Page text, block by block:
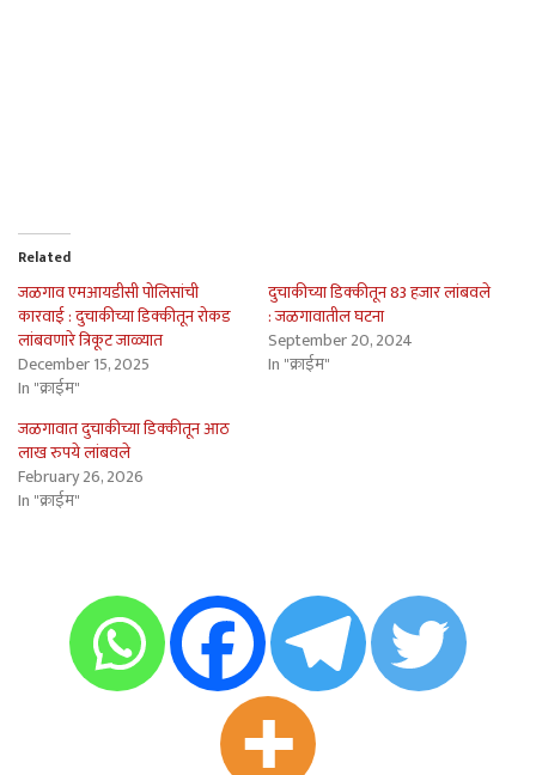
Related
जळगाव एमआयडीसी पोलिसांची
कारवाई : दुचाकीच्या डिक्कीतून रोकड
लांबवणारे त्रिकूट जाळ्यात
December 15, 2025
In "क्राईम"
दुचाकीच्या डिक्कीतून 83 हजार लांबवले
: जळगावातील घटना
September 20, 2024
In "क्राईम"
जळगावात दुचाकीच्या डिक्कीतून आठ
लाख रुपये लांबवले
February 26, 2026
In "क्राईम"